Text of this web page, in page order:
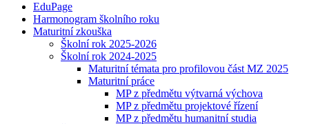
EduPage
Harmonogram školního roku
Maturitní zkouška
Školní rok 2025-2026
Školní rok 2024-2025
Maturitní témata pro profilovou část MZ 2025
Maturitní práce
MP z předmětu výtvarná výchova
MP z předmětu projektové řízení
MP z předmětu humanitní studia